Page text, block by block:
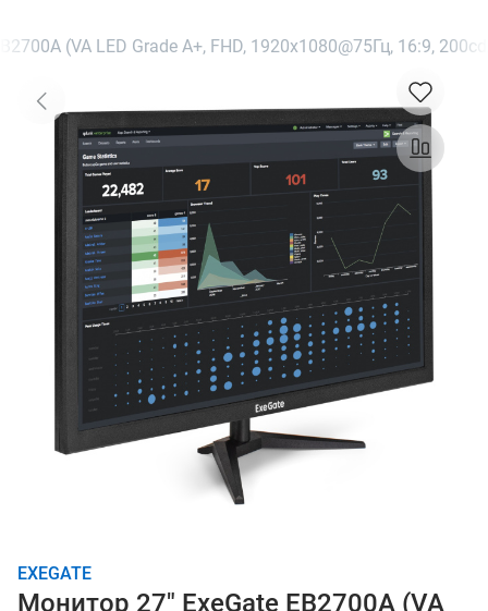
(VA LED Grade A+, FHD, 1920x1080@75Гц, 16:9,
EXEGATE
Монитор 27" ExeGate EB2700A (VA